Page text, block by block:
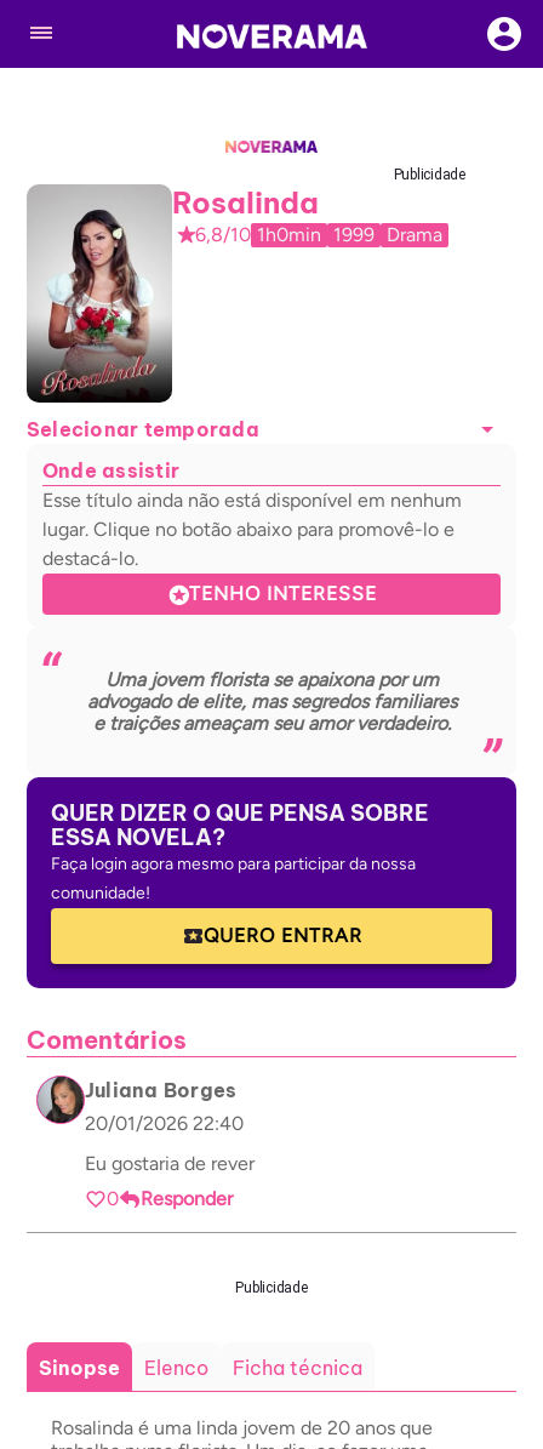
Publicidade
Rosalinda
6,8/10 1h0min 1999 Drama
Selecionar temporada
Onde assistir
Esse título ainda não está disponível em nenhum
lugar. Clique no botão abaixo para promovê-lo e
destacá-lo.
TENHO INTERESSE
Uma jovem florista se apaixona por um
advogado de elite, mas segredos familiares
e traições ameaçam seu amor verdadeiro.
QUER DIZER O QUE PENSA SOBRE
ESSA NOVELA?
Faça login agora mesmo para participar da nossa
comunidade!
QUERO ENTRAR
Comentários
Juliana Borges
20/01/2026 22:40
Eu gostaria de rever
0
Responder
Publicidade
Sinopse Elenco Ficha técnica
Rosalinda é uma linda jovem de 20 anos que